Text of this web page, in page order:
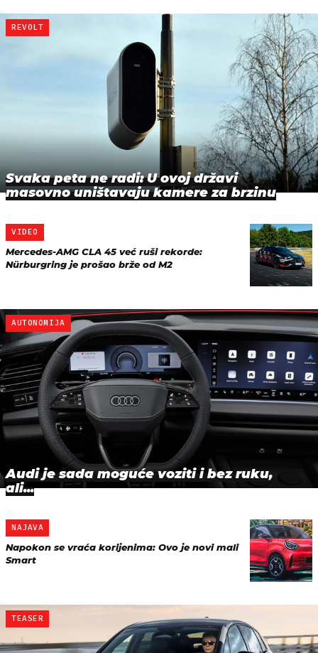
REVOLT
Svaka peta ne radi: U ovoj državi
masovno uništavaju kamere za brzinu
VIDEO
Mercedes-AMG CLA 45 već ruši rekorde:
Nürburgring je prošao brže od M2
AUTONOMIJA
Audi je sada moguće voziti i bez ruku,
ali...
NAJAVA
Napokon se vraća korijenima: Ovo je novi mali
Smart
TEASER